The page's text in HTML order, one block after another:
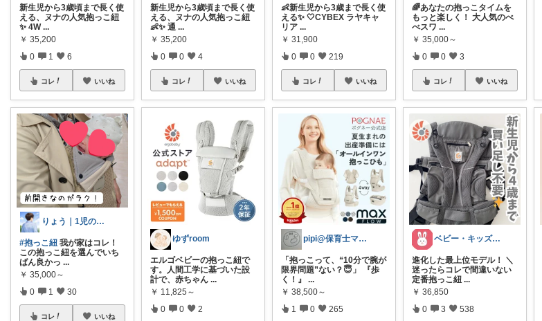
新生児から3歳頃まで長く使
える、ヌナの人気抱っこ紐
✨ 4W ...
￥ 35,200
0 1 6
コレ いいね
りょう｜1児のパパ
#抱っこ紐 我が家はコレ！
この抱っこ紐を選んでいち
ばん良かっ ...
￥ 35,000～
0 1 30
コレ いいね
新生児から3歳頃まで長く使
える、ヌナの人気抱っこ紐
👶✨ 通 ...
￥ 35,200
0 0 4
コレ いいね
ゆずroom
エルゴベビーの抱っこ紐で
す。人間工学に基づいた設
計で、赤ちゃん ...
￥ 11,825～
0 0 2
👶新生児から3歳まで長く使
える✨ 🤍CYBEX ラヤキャ
リア...
￥ 31,900
0 0 219
コレ いいね
pipi@保育士ママの趣味部屋
「抱っこって、“10分で腕が
限界問題”ない？😇」 『歩
く！』
...
￥ 38,500～
1 0 265
🌈あなたの抱っこタイムを
もっと楽しく！ 大人気のべ
べスワ ...
￥ 35,000～
0 0 3
コレ いいね
ベビー・キッズ・マタニティ｜うさ子
進化した最上位モデル！ ＼
迷ったらコレで間違いない
定番抱っこ紐 ...
￥ 36,850
0 3 538